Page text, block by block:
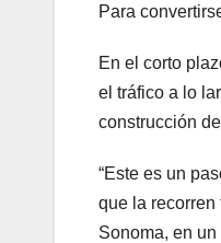
Para
En el corto
el tráfico a lo
construcción
“Este es un
que la recorren
Sonoma, en